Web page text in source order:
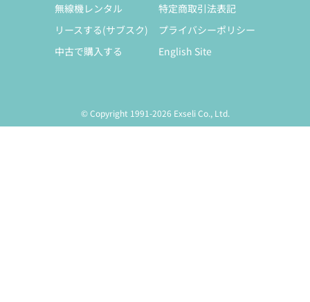
無線機レンタル
リースする(サブスク)
中古で購入する
特定商取引法表記
プライバシーポリシー
English Site
© Copyright 1991-2026 Exseli Co., Ltd.